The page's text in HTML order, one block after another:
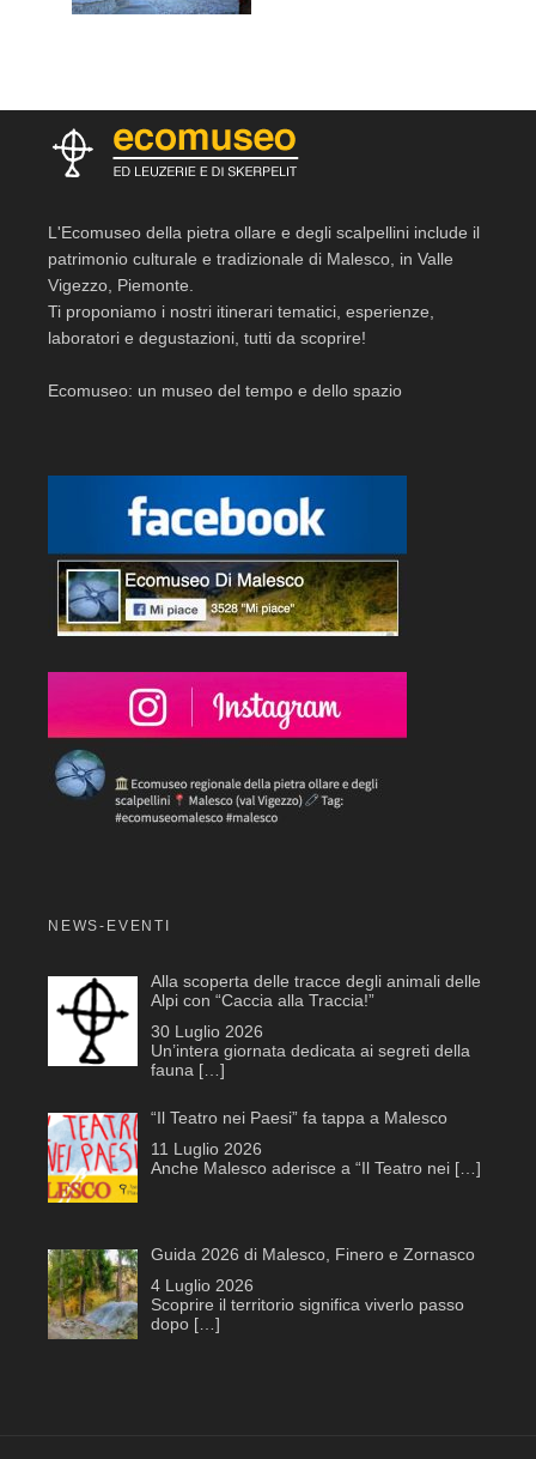
L'Ecomuseo della pietra ollare e degli scalpellini include il
patrimonio culturale e tradizionale di Malesco, in Valle
Vigezzo, Piemonte.
Ti proponiamo i nostri itinerari tematici, esperienze,
laboratori e degustazioni, tutti da scoprire!
Ecomuseo: un museo del tempo e dello spazio
NEWS-EVENTI
Alla scoperta delle tracce degli animali delle
Alpi con “Caccia alla Traccia!”
30 Luglio 2026
Un’intera giornata dedicata ai segreti della
fauna […]
“Il Teatro nei Paesi” fa tappa a Malesco
11 Luglio 2026
Anche Malesco aderisce a “Il Teatro nei […]
Guida 2026 di Malesco, Finero e Zornasco
4 Luglio 2026
Scoprire il territorio significa viverlo passo
dopo […]